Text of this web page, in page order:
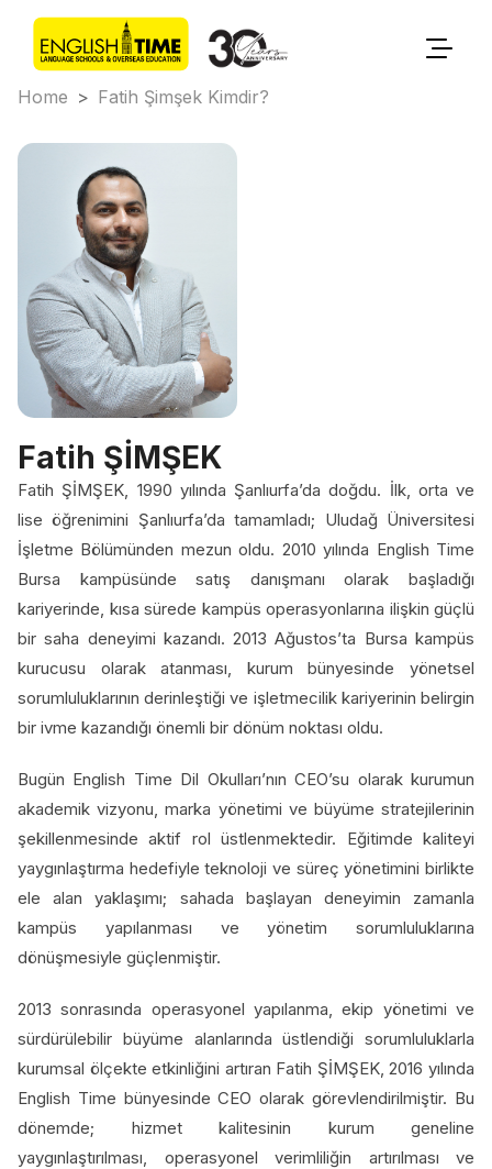
Home > Fatih Şimşek Kimdir?
Fatih ŞİMŞEK
Fatih ŞİMŞEK, 1990 yılında Şanlıurfa’da doğdu. İlk, orta ve
lise öğrenimini Şanlıurfa’da tamamladı; Uludağ Üniversitesi
İşletme Bölümünden mezun oldu. 2010 yılında English Time
Bursa kampüsünde satış danışmanı olarak başladığı
kariyerinde, kısa sürede kampüs operasyonlarına ilişkin güçlü
bir saha deneyimi kazandı. 2013 Ağustos’ta Bursa kampüs
kurucusu olarak atanması, kurum bünyesinde yönetsel
sorumluluklarının derinleştiği ve işletmecilik kariyerinin belirgin
bir ivme kazandığı önemli bir dönüm noktası oldu.
Bugün English Time Dil Okulları’nın CEO’su olarak kurumun
akademik vizyonu, marka yönetimi ve büyüme stratejilerinin
şekillenmesinde aktif rol üstlenmektedir. Eğitimde kaliteyi
yaygınlaştırma hedefiyle teknoloji ve süreç yönetimini birlikte
ele alan yaklaşımı; sahada başlayan deneyimin zamanla
kampüs yapılanması ve yönetim sorumluluklarına
dönüşmesiyle güçlenmiştir.
2013 sonrasında operasyonel yapılanma, ekip yönetimi ve
sürdürülebilir büyüme alanlarında üstlendiği sorumluluklarla
kurumsal ölçekte etkinliğini artıran Fatih ŞİMŞEK, 2016 yılında
English Time bünyesinde CEO olarak görevlendirilmiştir. Bu
dönemde; hizmet kalitesinin kurum geneline
yaygınlaştırılması, operasyonel verimliliğin artırılması ve